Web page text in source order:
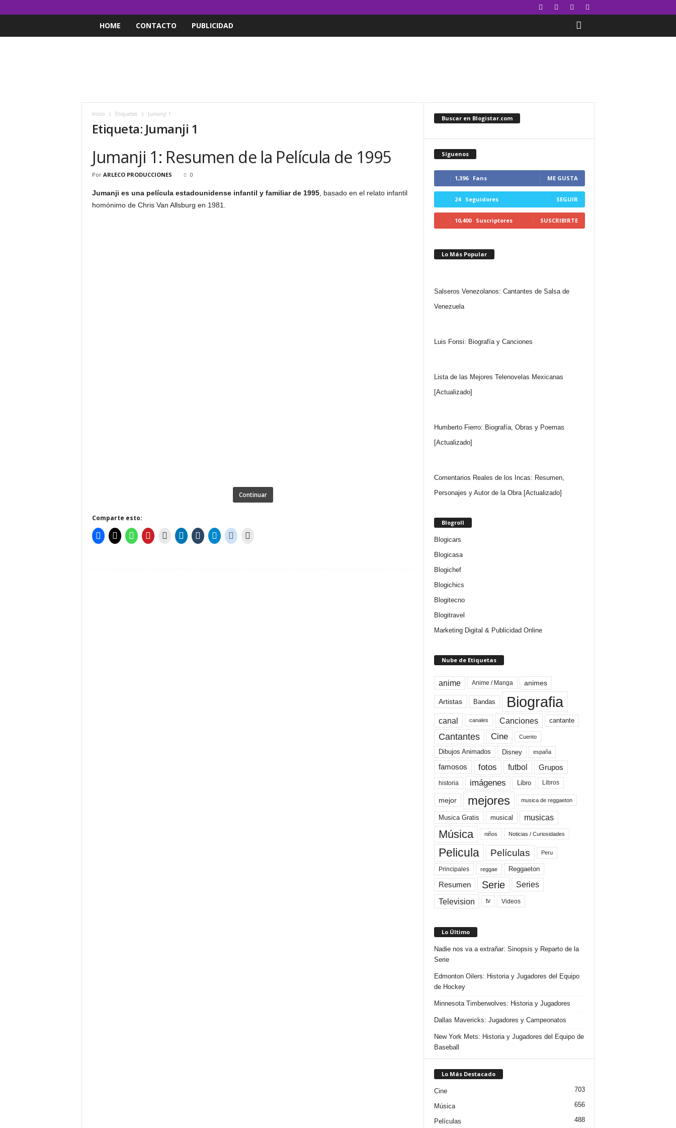
HOME CONTACTO PUBLICIDAD
Inicio Etiquetas Jumanji 1
Etiqueta: Jumanji 1
Jumanji 1: Resumen de la Película de 1995
Por ARLECO PRODUCCIONES 0
Jumanji es una película estadounidense infantil y familiar de 1995, basado en el relato infantil
homónimo de Chris Van Allsburg en 1981.
Continuar
Comparte esto:
Buscar en Blogistar.com
Síguenos
1,396 Fans ME GUSTA
24 Seguidores SEGUIR
10,400 Suscriptores SUSCRIBIRTE
Lo Más Popular
Salseros Venezolanos: Cantantes de Salsa de
Venezuela
Luis Fonsi: Biografía y Canciones
Lista de las Mejores Telenovelas Mexicanas
[Actualizado]
Humberto Fierro: Biografía, Obras y Poemas
[Actualizado]
Comentarios Reales de los Incas: Resumen,
Personajes y Autor de la Obra [Actualizado]
Blogroll
Blogicars
Blogicasa
Blogichef
Blogichics
Blogitecno
Blogitravel
Marketing Digital & Publicidad Online
Nube de Etiquetas
anime Anime / Manga animes
Artistas Bandas Biografia
canal canales Canciones cantante
Cantantes Cine Cuento
Dibujos Animados Disney españa
famosos fotos futbol Grupos
historia imágenes Libro Libros
mejor mejores musica de reggaeton
Musica Gratis musical musicas
Música niños Noticias / Curiosidades
Pelicula Películas Peru
Principales reggae Reggaeton
Resumen Serie Series
Television tv Videos
Lo Último
Nadie nos va a extrañar: Sinopsis y Reparto de la
Serie
Edmonton Oilers: Historia y Jugadores del Equipo
de Hockey
Minnesota Timberwolves: Historia y Jugadores
Dallas Mavericks: Jugadores y Campeonatos
New York Mets: Historia y Jugadores del Equipo de
Baseball
Lo Más Destacado
Cine 703
Música 656
Películas 488